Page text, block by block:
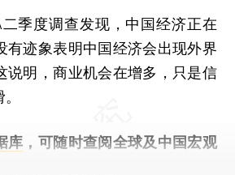
度调查发现，中国经济正在
有迹象表明中国经济会出现外界
说明，商业机会在增多，只是信
库 ，可随时查阅全球及中国宏观